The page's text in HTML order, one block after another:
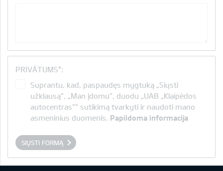
PRIVĀTUMS*:
Suprantu, kad, paspaudęs mygtuką „Siųsti
užklausą“, „Man įdomu“, duodu „UAB „Klaipėdos
autocentras““ sutikimą tvarkyti ir naudoti mano
asmeninius duomenis. Papildoma informacija
SIŲSTI FORMĄ